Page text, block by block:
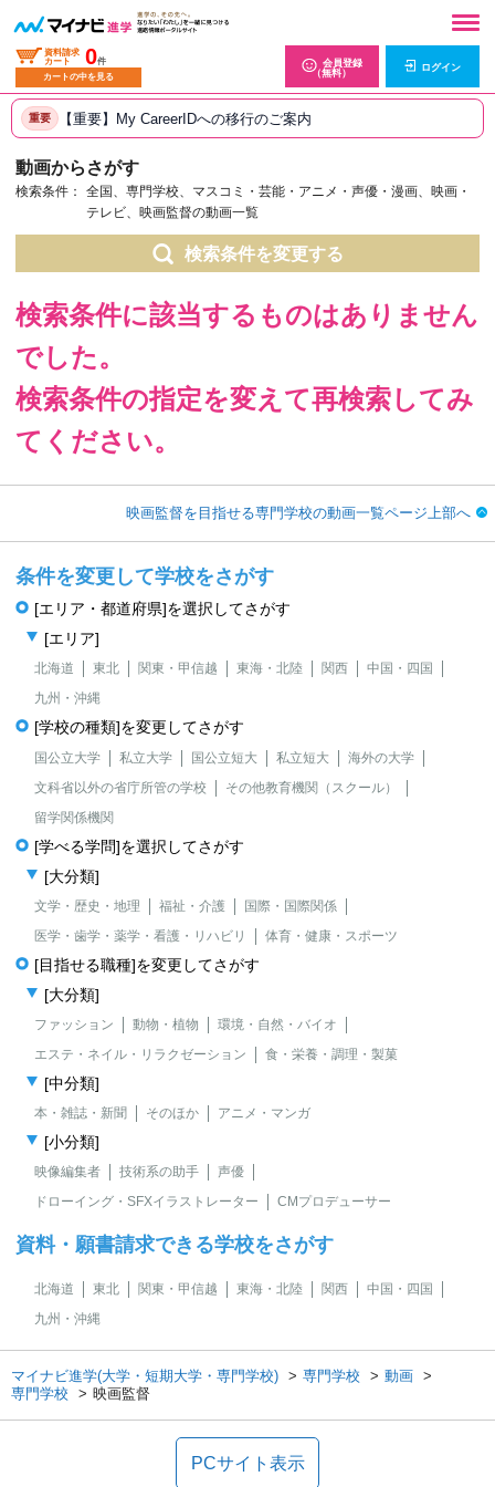
資料請求
カート
0件
カートの中を見る
会員登録
（無料）
ログイン
重要 【重要】My CareerIDへの移行のご案内
動画からさがす
検索条件：
全国、専門学校、マスコミ・芸能・アニメ・声優・漫画、映画・
テレビ、映画監督の動画一覧
検索条件を変更する
検索条件に該当するものはありません
でした。
検索条件の指定を変えて再検索してみ
てください。
映画監督を目指せる専門学校の動画一覧ページ上部へ
条件を変更して学校をさがす
[エリア・都道府県]を選択してさがす
[エリア]
北海道 東北 関東・甲信越 東海・北陸 関西
中国・四国
九州・沖縄
[学校の種類]を変更してさがす
国公立大学 私立大学 国公立短大 私立短大
海外の大学
文科省以外の省庁所管の学校
その他教育機関（スクール）
留学関係機関
[学べる学問]を選択してさがす
[大分類]
文学・歴史・地理 福祉・介護
国際・国際関係
医学・歯学・薬学・看護・リハビリ
体育・健康・スポーツ
[目指せる職種]を変更してさがす
[大分類]
ファッション 動物・植物
環境・自然・バイオ
エステ・ネイル・リラクゼーション
食・栄養・調理・製菓
[中分類]
本・雑誌・新聞 そのほか アニメ・マンガ
[小分類]
映像編集者 技術系の助手
声優
ドローイング・SFXイラストレーター
CMプロデューサー
資料・願書請求できる学校をさがす
北海道 東北 関東・甲信越 東海・北陸 関西
中国・四国
九州・沖縄
マイナビ進学(大学・短期大学・専門学校) 専門学校
動画
専門学校
映画監督
PCサイト表示